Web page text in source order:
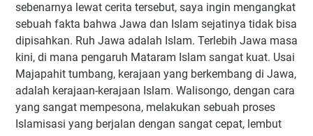
sebenarnya lewat cerita tersebut, saya ingin mengangkat
sebuah fakta bahwa Jawa dan Islam sejatinya tidak bisa
dipisahkan. Ruh Jawa adalah Islam. Terlebih Jawa masa
kini, di mana pengaruh Mataram Islam sangat kuat. Usai
Majapahit tumbang, kerajaan yang berkembang di Jawa,
adalah kerajaan-kerajaan Islam. Walisongo, dengan cara
yang sangat mempesona, melakukan sebuah proses
Islamisasi yang berjalan dengan sangat cepat, lembut